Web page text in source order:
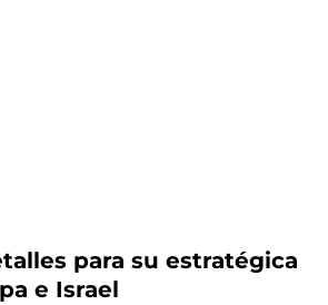
para su estratégica
e Israel